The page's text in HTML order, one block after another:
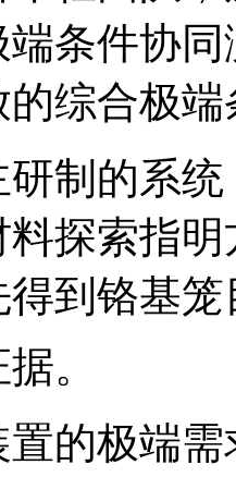
条件协
综合极
制的系
探索指
得到铬基
。
置的极端